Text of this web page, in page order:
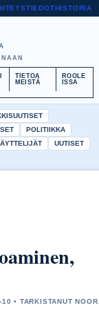
HISTORIA
TIETOA
MEISTÄ
ROOLE
ISSA
POLITIIKKA
UUTISET
• TARKISTANUT